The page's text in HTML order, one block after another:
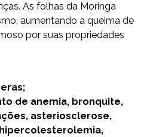
As folhas da Moringa
aumentando a queima de
por suas propriedades
de anemia, bronquite,
asteriosclerose,